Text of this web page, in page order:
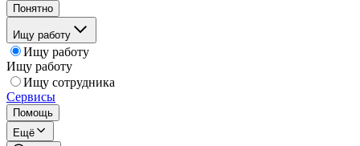
Понятно
Ищу работу
Ищу работу
Ищу работу
Ищу сотрудника
Сервисы
Помощь
Ещё